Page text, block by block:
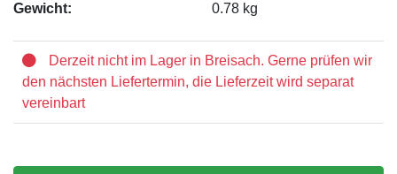
Gewicht:
0.78 kg
Derzeit nicht im Lager in Breisach. Gerne prüfen wir
den nächsten Liefertermin, die Lieferzeit wird separat
vereinbart